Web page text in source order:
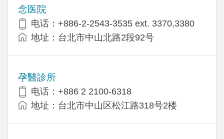
念医院
电话：+886-2-2543-3535 ext. 3370,3380
地址：台北市中山北路2段92号
孕醫診所
电话：+886 2 2100-6318
地址：台北市中山区松江路318号2楼